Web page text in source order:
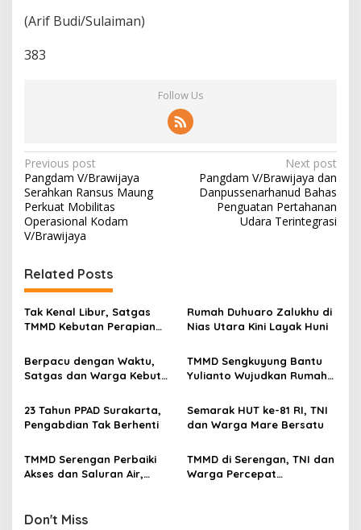
d
n
(Arif Budi/Sulaiman)
383
Follow Us
P
o
s
t
a
v
i
a
i
n
Previous post
Pangdam V/Brawijaya
Serahkan Ransus Maung
Perkuat Mobilitas
Operasional Kodam
V/Brawijaya
Next post
Pangdam V/Brawijaya dan
Danpussenarhanud Bahas
Penguatan Pertahanan
Udara Terintegrasi
Related Posts
Tak Kenal Libur, Satgas
TMMD Kebutan Perapian
Warga
Rumah Duhuaro Zalukhu di
Nias Utara Kini Layak Huni
Berpacu dengan Waktu,
Satgas dan Warga Kebut
Boyolali
TMMD Sengkuyung Bantu
Yulianto Wujudkan Rumah
23 Tahun PPAD Surakarta,
Pengabdian Tak Berhenti
Semarak HUT ke-81 RI, TNI
dan Warga Mare Bersatu
TMMD Serengan Perbaiki
Akses dan Saluran Air,
TMMD di Serengan, TNI dan
Warga Percepat
Don't Miss